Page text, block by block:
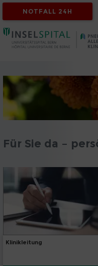
NOTFALL 24H
Für Sie da –
Klinikleitung